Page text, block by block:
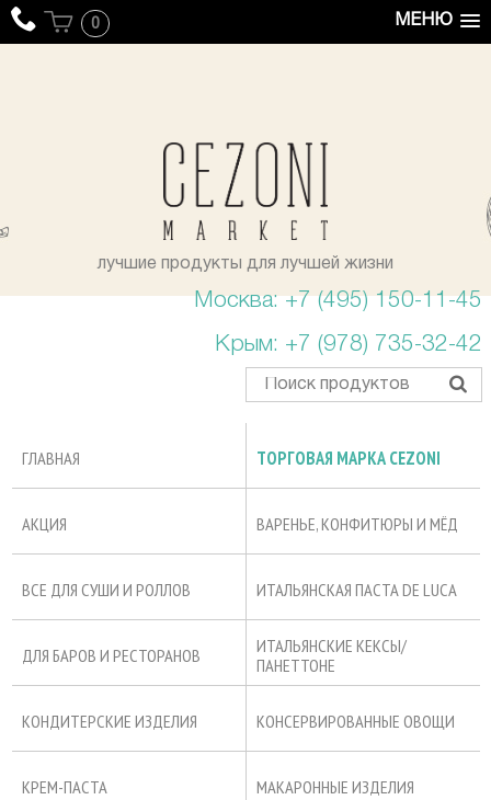
МЕНЮ
0
лучшие продукты для лучшей жизни
Москва: +7 (495) 150-11-45
Крым: +7 (978) 735-32-42
ГЛАВНАЯ ТОРГОВАЯ МАРКА CEZONI
АКЦИЯ ВАРЕНЬЕ, КОНФИТЮРЫ И МЁД
ВСЕ ДЛЯ СУШИ И РОЛЛОВ ИТАЛЬЯНСКАЯ ПАСТА DE LUCA
ДЛЯ БАРОВ И РЕСТОРАНОВ
ИТАЛЬЯНСКИЕ КЕКСЫ/
ПАНЕТТОНЕ
КОНДИТЕРСКИЕ ИЗДЕЛИЯ КОНСЕРВИРОВАННЫЕ ОВОЩИ
КРЕМ-ПАСТА МАКАРОННЫЕ ИЗДЕЛИЯ